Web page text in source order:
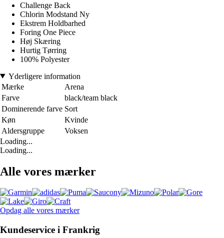
Challenge Back
Chlorin Modstand Ny
Ekstrem Holdbarhed
Foring One Piece
Høj Skæring
Hurtig Tørring
100% Polyester
Yderligere information
Mærke
Arena
Farve
black/team black
Dominerende farve Sort
Køn
Kvinde
Aldersgruppe
Voksen
Loading...
Loading...
Alle vores mærker
Opdag alle vores mærker
Kundeservice i Frankrig